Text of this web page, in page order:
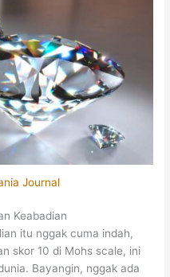
Journal
Keabadian
itu nggak cuma indah,
skor 10 di Mohs scale, ini
Bayangin, nggak ada